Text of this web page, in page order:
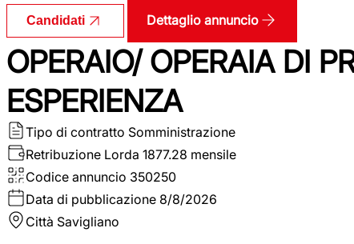
Candidati Dettaglio annuncio
OPERAIO/ OPERAIA DI
ESPERIENZA
Tipo di contratto Somministrazione
Retribuzione Lorda 1877.28 mensile
Codice annuncio 350250
Data di pubblicazione 8/8/2026
Città Savigliano